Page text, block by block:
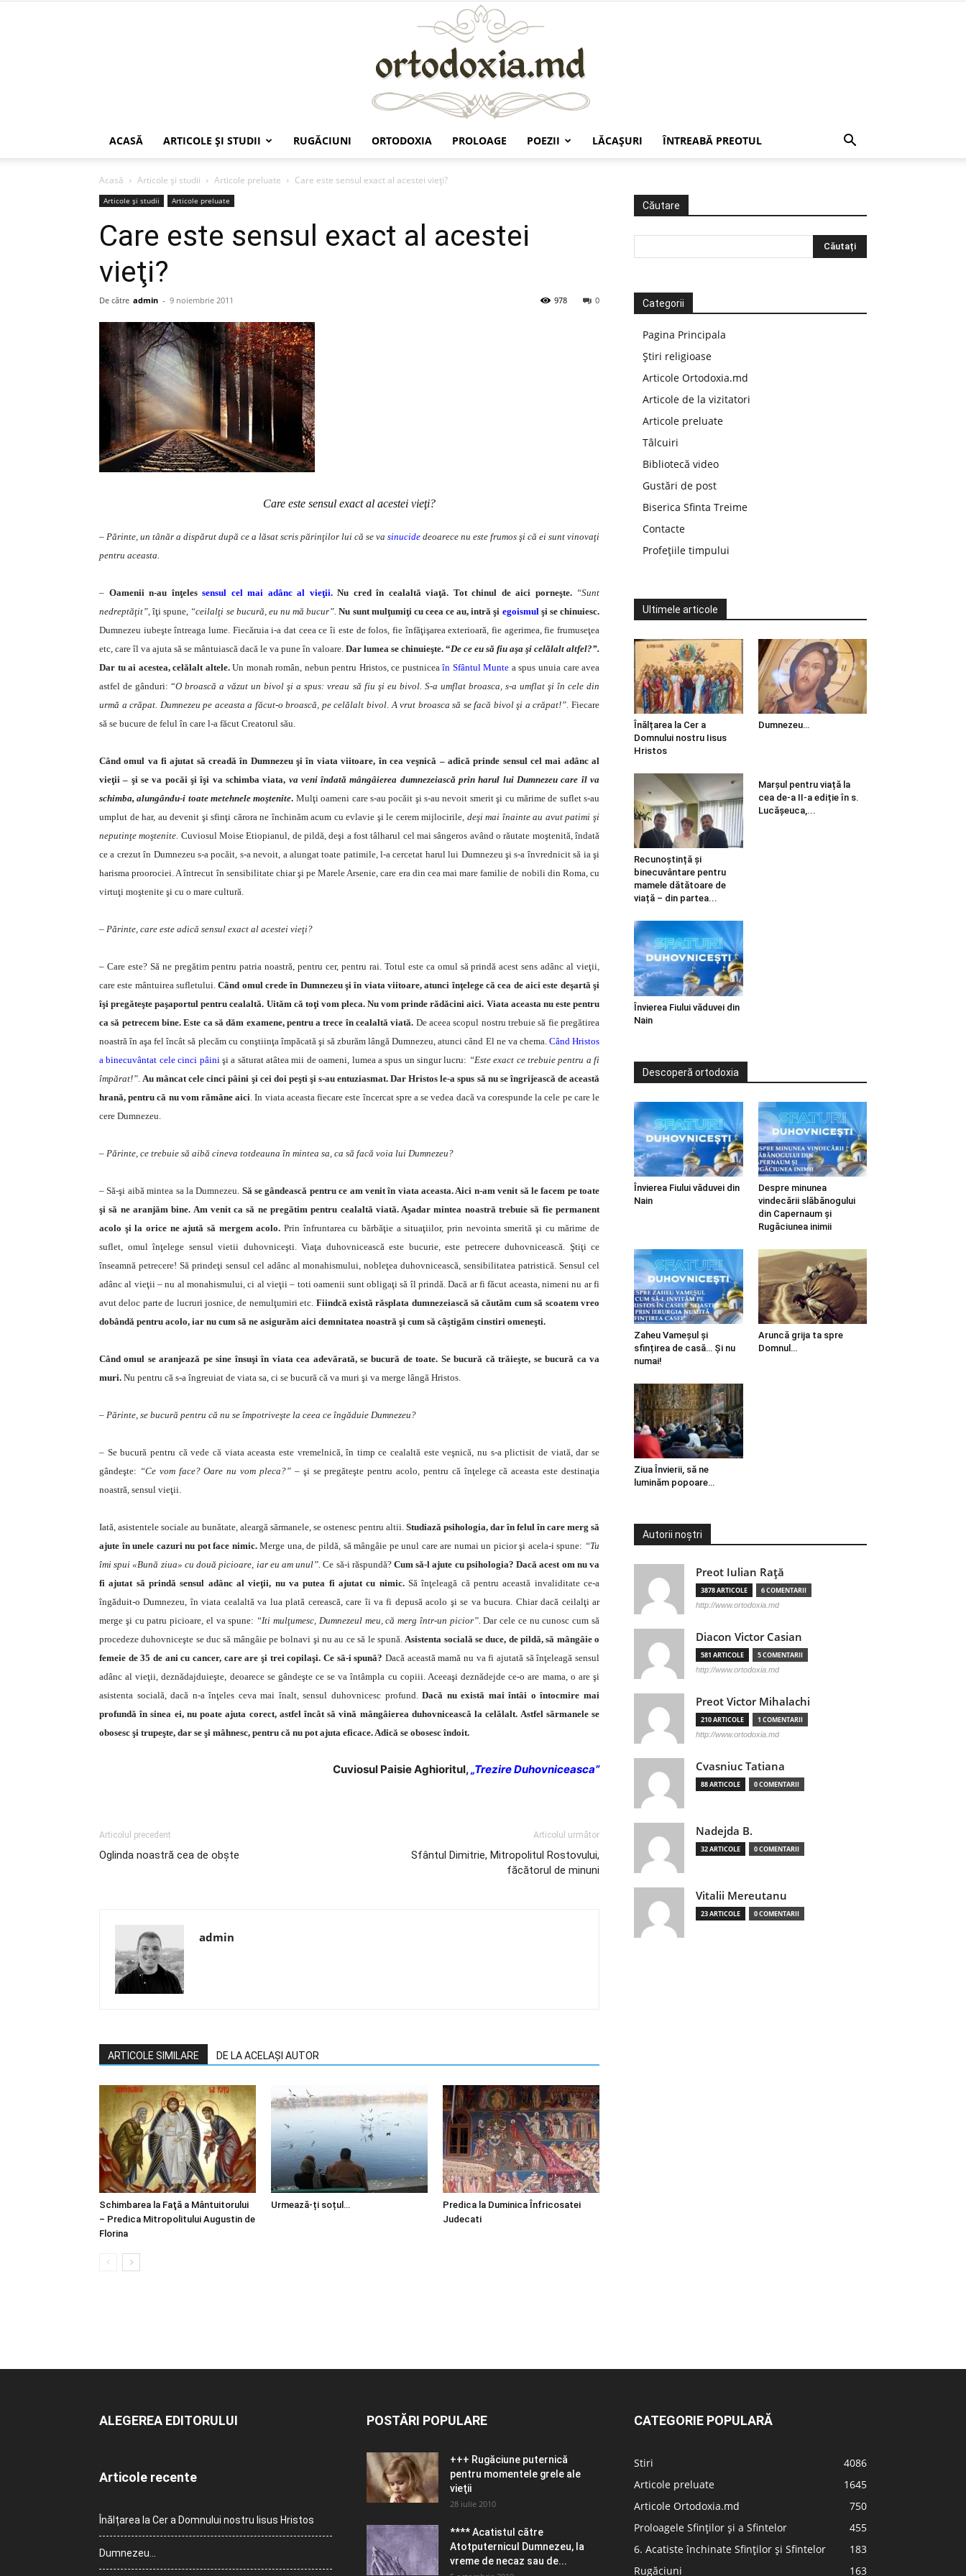
ACASĂ ARTICOLE ŞI STUDII RUGĂCIUNI ORTODOXIA PROLOAGE POEZII LĂCAŞURI ÎNTREABĂ PREOTUL
Acasă Articole şi studii Articole preluate Care este sensul exact al acestei vieţi?
Articole şi studii Articole preluate
Care este sensul exact al acestei
vieţi?
De către admin - 9 noiembrie 2011 0
978
Care este sensul exact al acestei vieţi?
– Părinte, un tânăr a dispărut după ce a lăsat scris părinţilor lui că se va sinucide deoarece nu este frumos şi că ei sunt vinovaţi
pentru aceasta.
– Oamenii n-au înţeles sensul cel mai adânc al vieţii.Nu cred în cealaltă viaţă. Tot chinul de aici por­neşte. “Sunt
nedreptăţit”, îţi spune, “ceilalţi se bucură, eu nu mă bucur”. Nu sunt mulţumiţi cu ceea ce au, intră şi egoismulşi se chinuiesc.
Dumnezeu iubeşte întreaga lume. Fiecăruia i-a dat ceea ce îi este de folos, fie înfăţişarea exterioară, fie agerimea, fie frumuseţea
etc, care îl va ajuta să se mântuiască dacă le va pune în valoare. Dar lumea se chinuieşte. “De ce eu să fiu aşa şi celălalt altfel?”.
Dar tu ai acestea, celălalt altele.Un monah român, nebun pentru Hristos, ce pustniceaîn Sfântul Munte a spus unuia care avea
astfel de gân­duri: “O broască a văzut un bivol şi a spus: vreau să fiu şi eu bivol. S-a umflat broasca, s-a umflat şi în cele din
urmă a crăpat. Dumnezeu pe aceasta a făcut-o broas­că, pe celălalt bivol. A vrut broasca să se facă bivol şi a crăpat!”. Fiecare
să se bucure de felul în care l-a făcut Creatorul său.
Când omul va fi ajutat să creadă în Dumnezeu şi în viata viitoare, în cea veşnică – adică prinde sensul cel mai adânc al
vieţii – şi se va pocăi şi îşi va schimba viata, va veni îndată mângâierea dumnezeiască prin harul lui Dumnezeu care îl va
schimba, alungându-i toate metehnele moştenite. Mulţi oameni care s-au pocăit şi s-au nevoit smerit şi cu mărime de suflet s-au
umplut de har, au devenit şi sfinţi cărora ne închinăm acum cu evlavie şi le cerem mijlocirile, deşi mai înainte au avut patimi şi
neputinţe moştenite. Cuviosul Moise Etiopianul, de pildă, deşi a fost tâlharul cel mai sângeros având o răutate moştenită, îndată
ce a crezut în Dumnezeu s-a pocăit, s-a nevoit, a alungat toate patimile, l-a cercetat harul lui Dumnezeu şi s-a învred­nicit să ia şi
harisma proorociei. A întrecut în sensibi­litate chiar şi pe Marele Arsenie, care era din cea mai mare familie de nobili din Roma, cu
virtuţi moştenite şi cu o mare cultură.
– Părinte, care este adică sensul exact al acestei vieţi?
– Care este? Să ne pregătim pentru patria noastră, pentru cer, pentru rai. Totul este ca omul să prindă acest sens adânc al vieţii,
care este mântuirea sufletului. Când omul crede în Dumnezeu şi în viata viitoare, atunci înţelege că cea de aici este deşartă şi
îşi pregă­teşte paşaportul pentru cealaltă. Uităm că toţi vom pleca. Nu vom prinde rădăcini aici. Viata aceasta nu este pentru
ca să petrecem bine. Este ca să dăm examene, pentru a trece în cealaltă viată. De aceea scopul nostru trebuie să fie pregătirea
noastră în aşa fel încât să plecăm cu conştiinţa împăcată şi să zburăm lângă Dumnezeu, atunci când El ne va chema. Când Hristos
a binecuvântat cele cinci pâini şi a săturat atâtea mii de oameni, lumea a spus un singur lucru: “Este exact ce trebuie pentru a fi
împărat!”.Au mâncat cele cinci pâini şi cei doi peşti şi s-au entuzi­asmat. Dar Hristos le-a spus să nu se îngrijească de această
hrană, pentru că nu vom rămâne aici. In viata aceasta fiecare este încercat spre a se vedea dacă va corespunde la cele pe care le
cere Dumnezeu.
– Părinte, ce trebuie să aibă cineva totdeauna în mintea sa, ca să facă voia lui Dumnezeu?
– Să-şi aibă mintea sa la Dumnezeu. Să se gân­dească pentru ce am venit în viata aceasta. Aici n-am venit să le facem pe toate
şi să ne aranjăm bine. Am venit ca să ne pregătim pentru cealaltă viată. Aşadar mintea noastră trebuie să fie permanent
acolo şi la orice ne ajută să mergem acolo. Prin înfruntarea cu bărbăţie a situaţiilor, prin nevointa smerită şi cu mărime de
suflet, omul înţelege sensul vietii duhov­niceşti. Viaţa duhovnicească este bucurie, este petrecere duhovnicească. Ştiţi ce
înseamnă petrecere! Să prindeţi sensul cel adânc al monahismului, nobleţea duhovnicească, sensibilitatea patristică. Sensul cel
adânc al vieţii – nu al monahismului, ci al vieţii – toti oamenii sunt obligaţi să îl prindă. Dacă ar fi făcut aceasta, nimeni nu ar fi
avut deloc parte de lucruri jos­nice, de nemulţumiri etc. Fiindcă există răsplata dum­nezeiască să căutăm cum să scoatem vreo
dobândă pentru acolo, iar nu cum să ne asigurăm aici demni­tatea noastră şi cum să câştigăm cinstiri omeneşti.
Când omul se aranjează pe sine însuşi în viata cea adevărată, se bucură de toate. Se bucură că trăieşte, se bucură ca va
muri. Nu pentru că s-a îngreuiat de viata sa, ci se bucură că va muri şi va merge lângă Hristos.
– Părinte, se bucură pentru că nu se împotriveşte la ceea ce îngăduie Dumnezeu?
– Se bucură pentru că vede că viata aceasta este vremelnică, în timp ce cealaltă este veşnică, nu s-a plictisit de viată, dar se
gândeşte: “Ce vom face? Oare nu vom pleca?”– şi se pregăteşte pentru acolo, pentru că înţelege că aceasta este destinaţia
noastră, sensul vieţii.
Iată, asistentele sociale au bunătate, aleargă săr­manele, se ostenesc pentru altii. Studiază psihologia, dar în felul în care merg să
ajute în unele cazuri nu pot face nimic.Merge una, de pildă, să mângâie pe unul care are numai un picior şi acela-i spune: “Tu
îmi spui «Bună ziua» cu două picioare, iar eu am unul”. Ce să-i răspundă?Cum să-l ajute cu psihologia? Dacă acest om nu va
fi ajutat să prindă sensul adânc al vieţii, nu va putea fi ajutat cu nimic. Să înţeleagă că pentru această invaliditate ce-a
îngăduit-o Dumnezeu, în viata cealaltă va lua plată cerească, care îi va fi depusă acolo şi se va bucura. Chiar dacă ceilalţi ar
merge şi cu patru picioare, el va spune: “Iti mulţumesc, Dumnezeul meu, că merg într-un picior”.Dar cele ce nu cunosc cum să
procedeze duhovniceşte se duc să mângâie pe bolnavi şi nu au ce să le spună.Asistenta socială se duce, de pildă, să mângâie o
femeie de 35 de ani cu cancer, care are şi trei copilaşi. Ce să-i spună? Dacă această mamă nu va fi ajutată să înţeleagă sensul
adânc al vieţii, deznădajduieşte, deoarece se gândeşte ce se va întâmpla cu copiii. Aceeaşi deznădejde ce-o are mama, o are şi
asistenta socială, dacă n-a înţeles ceva mai înalt, sensul duhovnicesc profund.Dacă nu există mai întâi o întocmire mai
profundă în sinea ei, nu poate ajuta corect, astfel încât să vină mângâierea duhovnicească la celălalt. Astfel sărmanele se
obosesc şi trupeşte, dar se şi mâhnesc, pentru că nu pot ajuta eficace. Adică se obosesc îndoit.
Cuviosul Paisie Aghioritul,„Trezire Duhovniceasca”
Articolul precedent
Oglinda noastră cea de obşte
Articolul următor
Sfântul Dimitrie, Mitropolitul Rostovului,
făcătorul de minuni
admin
ARTICOLE SIMILARE DE LA ACELAȘI AUTOR
Schimbarea la Faţă a Mântuitorului
– Predica Mitropolitului Augustin de
Florina
Urmează-ți soțul…
Predica la Duminica Înfricosatei
Judecati
Căutare
Categorii
Pagina Principala
Știri religioase
Articole Ortodoxia.md
Articole de la vizitatori
Articole preluate
Tâlcuiri
Bibliotecă video
Gustări de post
Biserica Sfinta Treime
Contacte
Profețiile timpului
Ultimele articole
Înălțarea la Cer a
Domnului nostru Iisus
Hristos
Dumnezeu…
Recunoștință și
binecuvântare pentru
mamele dătătoare de
viață – din partea...
Marșul pentru viață la
cea de-a II-a ediție în s.
Lucășeuca,...
Învierea Fiului văduvei din
Nain
Descoperă ortodoxia
Învierea Fiului văduvei din
Nain
Despre minunea
vindecării slăbănogului
din Capernaum și
Rugăciunea inimii
Zaheu Vameșul și
sfințirea de casă… Și nu
numai!
Aruncă grija ta spre
Domnul…
Ziua Învierii, să ne
luminăm popoare…
Autorii noștri
Preot Iulian Raţă
3878 ARTICOLE 6 COMENTARII
http://www.ortodoxia.md
Diacon Victor Casian
581 ARTICOLE 5 COMENTARII
http://www.ortodoxia.md
Preot Victor Mihalachi
210 ARTICOLE 1 COMENTARII
http://www.ortodoxia.md
Cvasniuc Tatiana
88 ARTICOLE 0 COMENTARII
Nadejda B.
32 ARTICOLE 0 COMENTARII
Vitalii Mereutanu
23 ARTICOLE 0 COMENTARII
ALEGEREA EDITORULUI
Articole recente
Înălțarea la Cer a Domnului nostru Iisus Hristos
Dumnezeu…
POSTĂRI POPULARE
+++ Rugăciune puternică
pentru momentele grele ale
vieţii
28 iulie 2010
**** Acatistul către
Atotputernicul Dumnezeu, la
vreme de necaz sau de...
CATEGORIE POPULARĂ
Stiri
4086
Articole preluate
1645
Articole Ortodoxia.md
750
Proloagele Sfinților și a Sfintelor
455
6. Acatiste închinate Sfinților și Sfintelor
183
Rugăciuni
163